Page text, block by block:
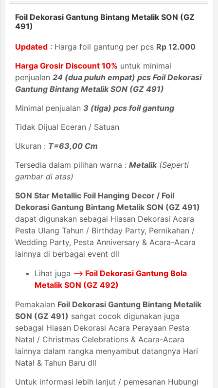
Foil Dekorasi Gantung Bintang Metalik SON (GZ
491)
Updated : Harga foil gantung per pcs Rp 12.000
Harga Grosir Discount 10% untuk minimal
penjualan 24 (dua puluh empat) pcs Foil Dekorasi
Gantung Bintang Metalik SON (GZ 491)
Minimal penjualan 3 (tiga) pcs foil gantung
Tidak Dijual Eceran / Satuan
Ukuran : T=63,00 Cm
Tersedia dalam pilihan warna : Metalik(Seperti
gambar di atas)
SON Star Metallic Foil Hanging Decor / Foil
Dekorasi Gantung Bintang Metalik SON (GZ 491)
dapat digunakan sebagai Hiasan Dekorasi Acara
Pesta Ulang Tahun / Birthday Party, Pernikahan /
Wedding Party, Pesta Anniversary & Acara-Acara
lainnya di berbagai event dll
Lihat juga --> Foil Dekorasi Gantung Bola
Metalik SON (GZ 492)
Pemakaian Foil Dekorasi Gantung Bintang Metalik
SON (GZ 491) sangat cocok digunakan juga
sebagai Hiasan Dekorasi Acara Perayaan Pesta
Natal / Christmas Celebrations & Acara-Acara
lainnya dalam rangka menyambut datangnya Hari
Natal & Tahun Baru dll
Untuk informasi lebih lanjut / pemesanan Hubungi